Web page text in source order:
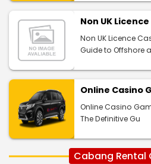
Non UK Licence
Non UK Licence
Guide to Offshore a
Online Casino
Online Casino
The Definitive Gu
Cabang Rental